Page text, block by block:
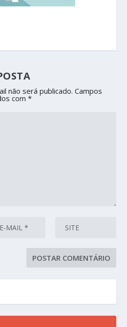
não será publicado. Campos
com*